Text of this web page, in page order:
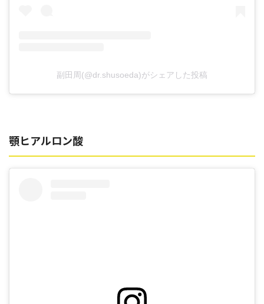
副田周(@dr.shusoeda)がシェアした投稿
顎ヒアルロン酸